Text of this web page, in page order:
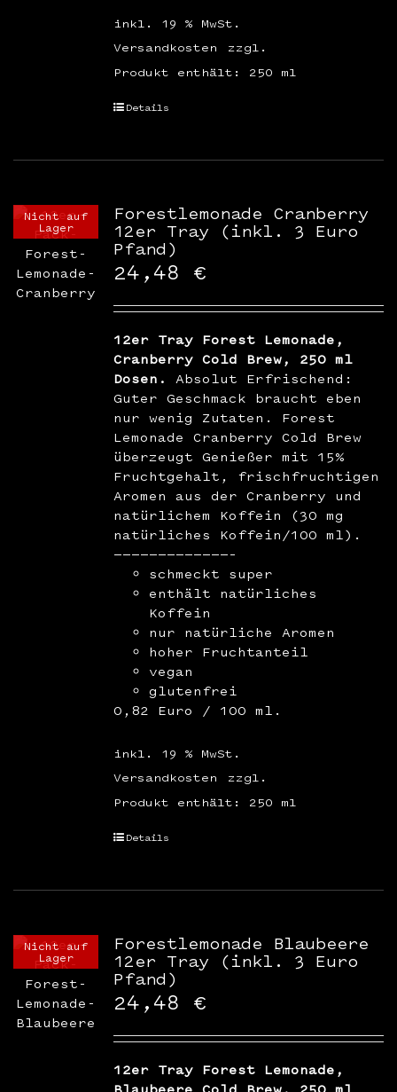
inkl. 19 % MwSt.
zzgl.
Versandkosten
Produkt enthält: 250 ml
Details
Nicht auf
Lager
Forestlemonade Cranberry
12er Tray (inkl. 3 Euro
Pfand)
24,48 €
12er Tray Forest Lemonade,
Cranberry Cold Brew, 250 ml
Dosen.
Absolut Erfrischend:
Guter Geschmack braucht eben
nur wenig Zutaten. Forest
Lemonade Cranberry Cold Brew
überzeugt Genießer mit 15%
Fruchtgehalt, frischfruchtigen
Aromen aus der Cranberry und
natürlichem Koffein (30 mg
natürliches Koffein/100 ml).
—————————————–
schmeckt super
enthält natürliches
Koffein
nur natürliche Aromen
hoher Fruchtanteil
vegan
glutenfrei
0,82 Euro / 100 ml.
inkl. 19 % MwSt.
zzgl.
Versandkosten
Produkt enthält: 250 ml
Details
Nicht auf
Lager
Forestlemonade Blaubeere
12er Tray (inkl. 3 Euro
Pfand)
24,48 €
12er Tray Forest Lemonade,